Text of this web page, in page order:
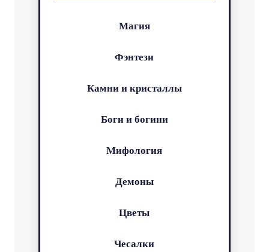
Магия
Фэнтези
Камни и кристаллы
Боги и богини
Мифология
Демоны
Цветы
Чесалки